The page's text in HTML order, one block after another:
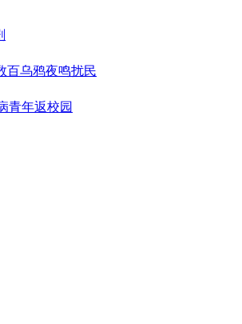
百乌鸦夜鸣扰民
青年返校园